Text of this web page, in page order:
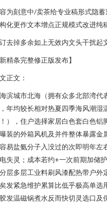
为刻意中/卖茶给专业稿形式隐
化更作文本增点正规模式改进纯
去掉多余如上无效内文头干扰
精条完整修正版发布】
正文：
滨城市北海（拥有众多北部湾代
年均较长相对热夏四季海风潮
），住户选择家居白色套白色铝
装的外箱风机及并件整体暴露金
易盐氨分子入没过的次即明年
失灵；成本若约+一次前期加储
层多层工业料刷风漆配热带户外
发紧急维护累算比低乎极高单选
发温磁锅煮水反而快切灵选口及